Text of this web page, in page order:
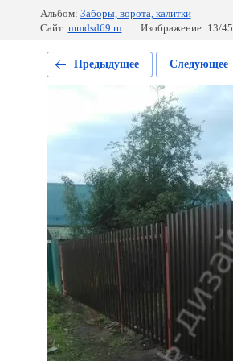
Альбом: Заборы, ворота, калитки
Сайт: mmdsd69.ru Изображение: 13/45
Предыдущее Следующее